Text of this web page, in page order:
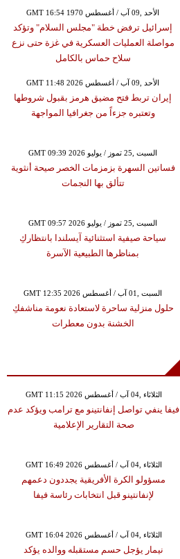
GMT 16:54 1970 الأحد ,09 آب / أغسطس
إسرائيل ترفض خطة "مجلس السلام" وتؤكد
مواصلة العمليات العسكرية في غزة حتى نزع
سلاح حماس بالكامل
GMT 11:48 2026 الأحد ,09 آب / أغسطس
إيران تربط فتح مضيق هرمز بقبول شروطها
وتعتبره جزءاً من جغرافيا المواجهة
GMT 09:39 2026 السبت ,25 تموز / يوليو
فساتين السهرة بزمزمات الخصر صيحة أنثوية
تتألق بها النجمات
GMT 09:57 2026 السبت ,25 تموز / يوليو
سياحة صيفية استثنائية آيسلندا بانتظاركِ
بمناظرها الطبيعية الآسرة
GMT 12:35 2026 السبت ,01 آب / أغسطس
حلول منزلية ساحرة لاستعادة نعومة مناشفكِ
الخشنة بدون معطرات
GMT 11:15 2026 الثلاثاء ,04 آب / أغسطس
فيفا ينفي تواصل إنفانتينو مع ترامب ويؤكد عدم
صحة التقارير الإعلامية
GMT 16:49 2026 الثلاثاء ,04 آب / أغسطس
مسؤولو الكرة الأفريقية يجددون دعمهم
لإنفانتينو قبل انتخابات رئاسة فيفا
GMT 16:04 2026 الثلاثاء ,04 آب / أغسطس
نيمار يؤجل حسم مستقبله ووالده يؤكد